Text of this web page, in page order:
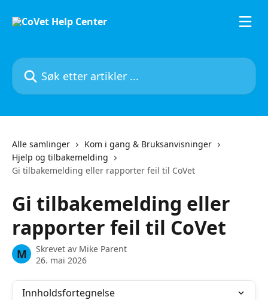
Søk etter artikler ...
Alle samlinger
Kom i gang & Bruksanvisninger
Hjelp og tilbakemelding
Gi tilbakemelding eller rapporter feil til CoVet
Gi tilbakemelding eller
rapporter feil til CoVet
M Skrevet av Mike Parent
26. mai 2026
Innholdsfortegnelse